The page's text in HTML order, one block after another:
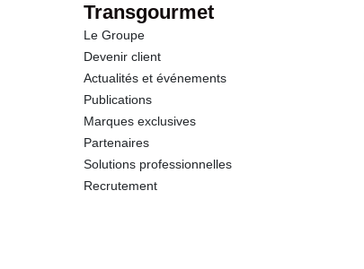
Transgourmet
Le Groupe
Devenir client
Actualités et événements
Publications
Marques exclusives
Partenaires
Solutions professionnelles
Recrutement